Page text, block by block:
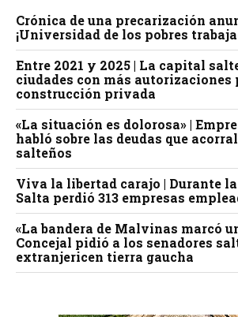
Crónica de una precarización
¡Universidad de los pobres
Entre 2021 y 2025 | La capital
ciudades con más autorizaciones
construcción privada
«La situación es dolorosa» |
habló sobre las deudas que
salteños
Viva la libertad carajo | Durante
Salta perdió 313 empresas
«La bandera de Malvinas marcó
Concejal pidió a los senadores
extranjericen tierra gaucha